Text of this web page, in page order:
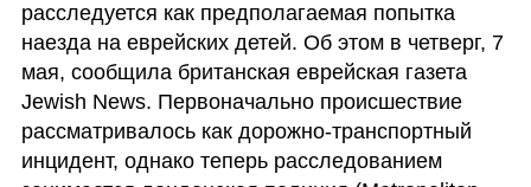
расследуется как предполагаемая попытка
наезда на еврейских детей. Об этом в четверг, 7
мая, сообщила британская еврейская газета
Jewish News. Первоначально происшествие
рассматривалось как дорожно-транспортный
инцидент, однако теперь расследованием